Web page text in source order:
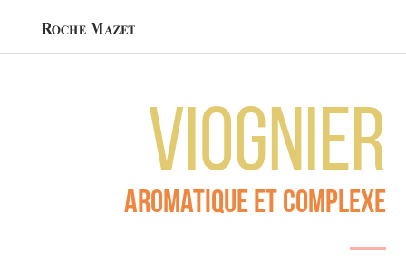
VIOGNIER
Aromatique et complexe